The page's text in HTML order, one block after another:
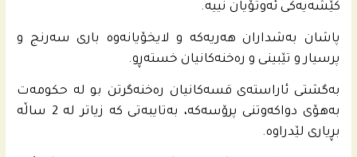
كێشه‌یه‌كى ئه‌وتۆیان نییه‌.
پاشان به‌شداران هه‌ریه‌كه‌ و لایخۆیانه‌وه‌ باری سه‌رنج و
پرسیار و تێبینی و ره‌خنه‌كانیان خسته‌ڕو.
به‌گشتى ئاراسته‌ى قسه‌كانیان ره‌خنه‌گرتن بو له‌ حكومه‌ت
به‌هۆی دواكه‌وتنى پرۆسه‌كه‌، به‌تایبه‌تى كه‌ زیاتر له‌ 2 ساڵه‌
بڕیاری لێدراوه‌.